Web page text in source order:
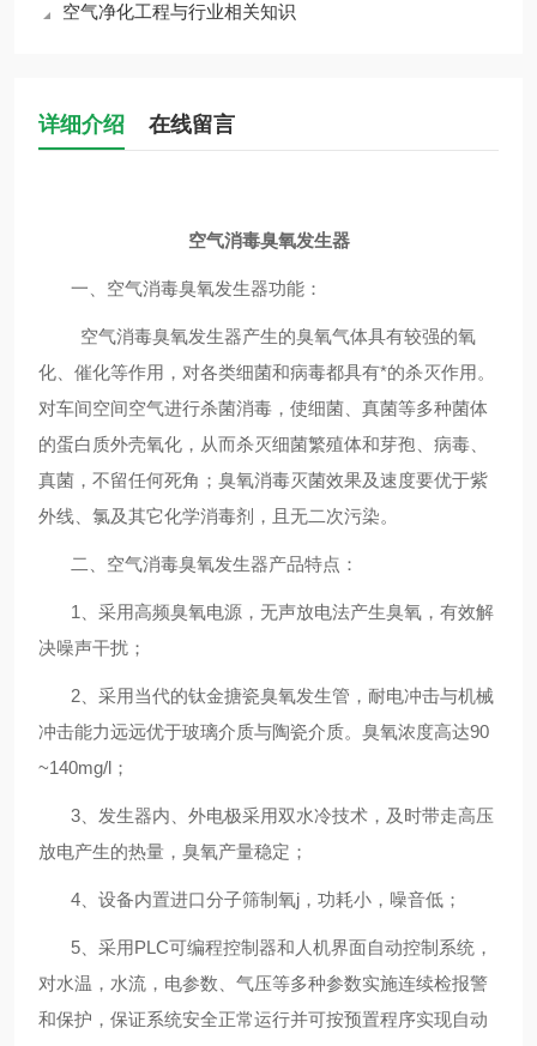
空气净化工程与行业相关知识
详细介绍 在线留言
空气消毒臭氧发生器
一、空气消毒臭氧发生器功能：
空气消毒臭氧发生器产生的臭氧气体具有较强的氧
化、催化等作用，对各类细菌和病毒都具有*的杀灭作用。
对车间空间空气进行杀菌消毒，使细菌、真菌等多种菌体
的蛋白质外壳氧化，从而杀灭细菌繁殖体和芽孢、病毒、
真菌，不留任何死角；臭氧消毒灭菌效果及速度要优于紫
外线、氯及其它化学消毒剂，且无二次污染。
二、 空气消毒臭氧发生器产品特点：
1 、采用高频臭氧电源，无声放电法产生臭氧，有效解
决噪声干扰；
2、采用当代的钛金搪瓷臭氧发生管，耐电冲击与机械
冲击能力远远优于玻璃介质与陶瓷介质。臭氧浓度高达90
~140mg/l ；
3、发生器内、外电极采用双水冷技术，及时带走高压
放电产生的热量，臭氧产量稳定；
4、设备内置进口分子筛制氧j，功耗小，噪音低；
5、采用PLC可编程控制器和人机界面自动控制系统，
对水温，水流，电参数、气压等多种参数实施连续检报警
和保护，保证系统安全正常运行并可按预置程序实现自动